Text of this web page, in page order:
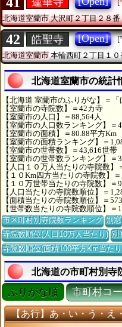
[
北海道室蘭市大沢町２丁目２８番
42 皓聖寺 [Open]
[
北海道室蘭市本輪西町２丁目１０
北海道室蘭市の統計
【北海道 室蘭市のふりがな】＝
【室蘭市の寺院数】＝42カ寺
【室蘭市の人口】＝88,564人
【室蘭市の人口数ランキング】
【室蘭市の面積】＝80.88平方Km
【室蘭市の面積ランキング】＝
【室蘭市の世帯数】＝43,616世帯
【室蘭市の世帯数ランキング】
【人口１０万人当たりの寺院数】
【１０Km四方当たりの寺院数】
【１０万世帯当たりの寺院数】＝
【人口当たりの寺院数順位】＝
【面積当たりの寺院数順位】＝
【世帯数当たりの寺院数順位】＝
市区町村別寺院数ランキング 別窓
寺院数順位(人口10万人当たり) 別
寺院数順位(面積100平方Km当た
北海道の市町村別寺
ぶりがな順 市町村コ
【あ行】あ・い・う・え